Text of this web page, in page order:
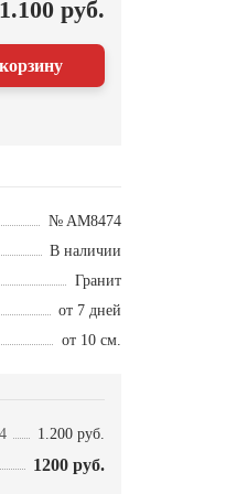
1.100 руб.
№ AM8474
В наличии
Гранит
от 7 дней
от 10 см.
1.200 руб.
1200 руб.